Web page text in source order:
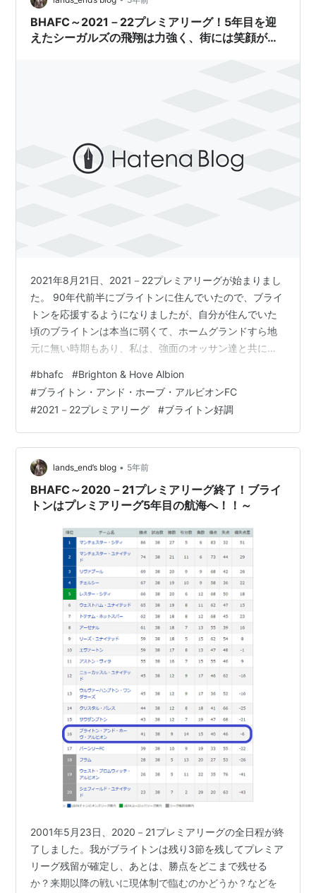
と思い続く第9～11節…
BHAFC～2021－22プレミアリーグ！5年目を迎
えたシーガルズの飛翔は力強く、街には笑顔が溢
2021年8月21日、2021－22プレミアリーグが始まりまし
た。 90年代前半にブライトンに住んでいたので、ブライ
トンを応援するようになりましたが、自分が住んでいた
頃のブライトンは本当に弱くて、ホームグランドすら地
元に無い時期もあり、私は、強面のオッサン達と共に地
ームが、2016－17シーズンに2部で2位となりプレミア昇
格を勝ち取ってからは、日本に居ながらにして映像を見
ながら応援できることになり、時代は変わるものだな
ぁ・・・と。 1年でも長くプレミアで戦う姿を見せて欲し
いと願いながら応援し続けて4年、正直、胃の痛くなるシ
ーズンしかありません…
#bhafc #Brighton & Hove Albion
#ブライトン・アンド・ホーブ・アルビオンFC
#2021－22プレミアリーグ #ブライトン好調
lands_end’s blog • 5年前
BHAFC～2020－21プレミアリーグ終了！ブライ
トンはプレミアリーグ5年目の航海へ！！～
2001年5月23日、2020－21プレミアリーグの全日程が終
了しました。我がブライトンは残り3節を残してプレミア
リーグ残留が確定し、あとは、勝点をどこまで残せる
か？来期以降の戦いに現体制で臨むのかどうか？などを